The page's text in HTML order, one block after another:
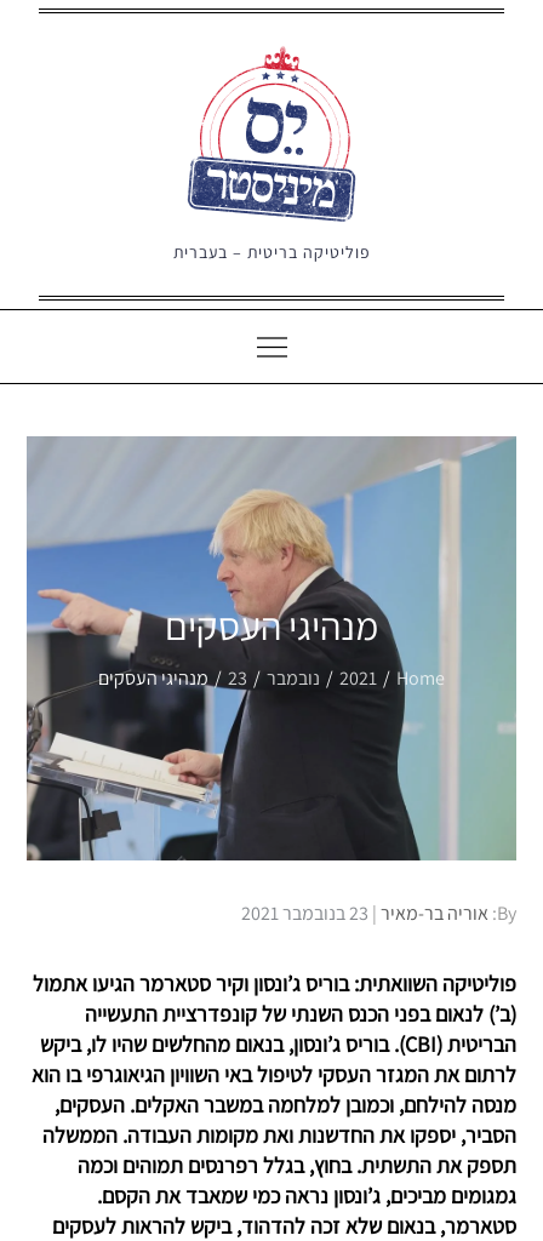
פוליטיקה בריטית – בעברית
מנהיגי העסקים
Home
2021 נובמבר 23 מנהיגי העסקים
By: אוריה בר-מאיר Posted
23 בנובמבר 2021
פוליטיקה השוואתית: בוריס ג’ונסון וקיר סטארמר הגיעו אתמול
(ב’) לנאום בפני הכנס השנתי של קונפדרציית התעשייה
הבריטית (CBI). בוריס ג’ונסון, בנאום מהחלשים שהיו לו, ביקש
לרתום את המגזר העסקי לטיפול באי השוויון הגיאוגרפי בו הוא
מנסה להילחם, וכמובן למלחמה במשבר האקלים. העסקים,
הסביר, יספקו את החדשנות ואת מקומות העבודה. הממשלה
תספק את התשתית. בחוץ, בגלל רפרנסים תמוהים וכמה
גמגומים מביכים, ג’ונסון נראה כמי שמאבד את הקסם.
סטארמר, בנאום שלא זכה להדהוד, ביקש להראות לעסקים